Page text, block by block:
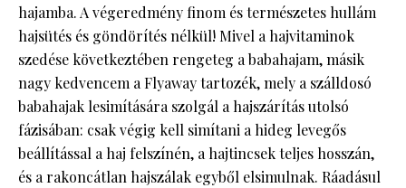
hajamba. A végeredmény finom és természetes hullám
hajsütés és göndörítés nélkül! Mivel a hajvitaminok
szedése következtében rengeteg a babahajam, másik
nagy kedvencem a Flyaway tartozék, mely a szálldosó
babahajak lesimítására szolgál a hajszárítás utolsó
fázisában: csak végig kell simítani a hideg levegős
beállítással a haj felszínén, a hajtincsek teljes hosszán,
és a rakoncátlan hajszálak egyből elsimulnak. Ráadásul